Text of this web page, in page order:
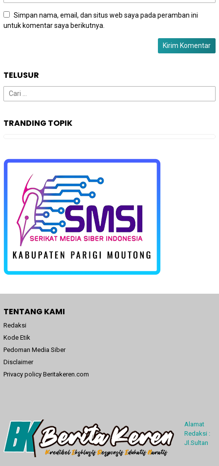
Simpan nama, email, dan situs web saya pada peramban ini
untuk komentar saya berikutnya.
TELUSUR
Cari
untuk:
TRANDING TOPIK
TENTANG KAMI
Redaksi
Kode Etik
Pedoman Media Siber
Disclaimer
Privacy policy Beritakeren.com
Alamat
Redaksi :
Jl.Sultan